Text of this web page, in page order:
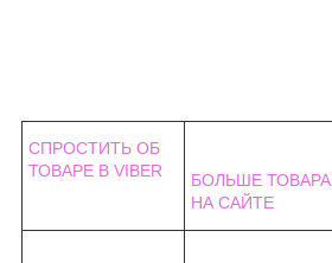
СПРОСТИТЬ ОБ
ТОВАРЕ В VIBER
БОЛЬШЕ ТОВАРА
НА САЙТЕ